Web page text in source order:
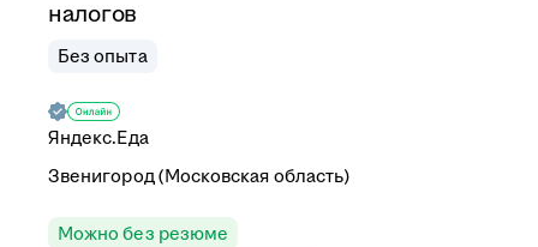
налогов
Без опыта
Яндекс.Еда
Звенигород (Московская область)
Можно без резюме